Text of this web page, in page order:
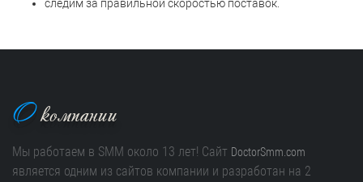
следим за правильной скоростью поставок.
Окомпании
Мы работаем в SMM около 13 лет! Сайт DoctorSmm.com
является одним из сайтов компании и разработан на 2